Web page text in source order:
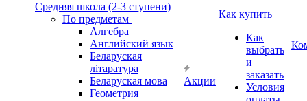
Средняя школа (2-3 ступени)
По предметам
Алгебра
Английский язык
Беларуская
літаратура
Беларуская мова
Геометрия
Акции
Как купить
Как
выбрать
и
заказать
Условия